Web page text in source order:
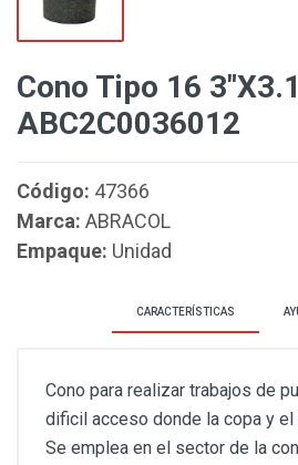
Cono Tipo 16
ABC2C0036012
Código: 47366
Marca: ABRACOL
Empaque: Unidad
CARACTERÍSTICAS
Cono para realizar trabajos de
dificil acceso donde la copa y el
Se emplea en el sector de la